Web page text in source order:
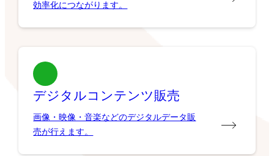
効率化につながります。
デジタルコンテンツ販売
画像・映像・音楽などのデジタルデータ販
売が行えます。